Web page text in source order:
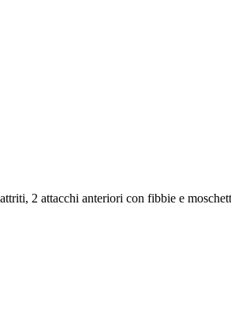
2 attacchi anteriori con fibbie e